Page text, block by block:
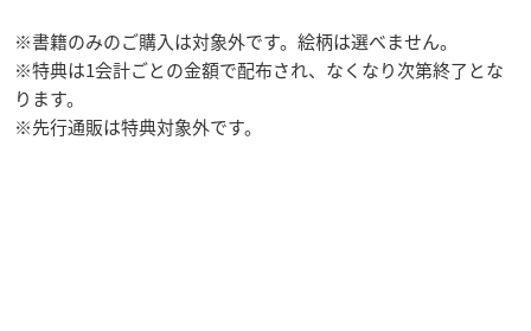
※書籍のみのご購入は対象外です。絵柄は選べません。
※特典は1会計ごとの金額で配布され、なくなり次第終了とな
ります。
※先行通販は特典対象外です。